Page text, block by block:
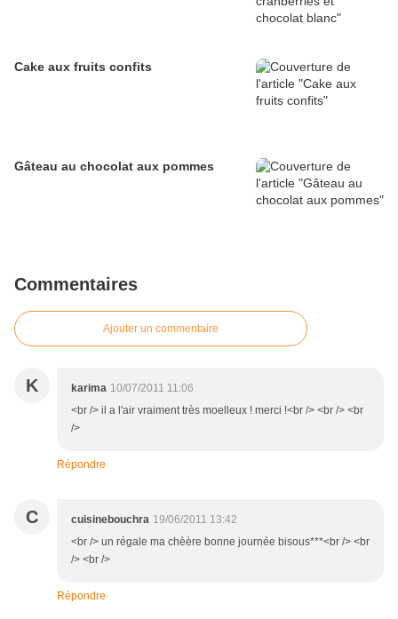
Cake aux fruits confits
Commentaires
Ajouter un commentaire
K karima 10/07/2011 11:06
<br /> il a l'air vraiment très moelleux ! merci !<br /> <br /> <br
/>
Répondre
C cuisinebouchra 19/06/2011 13:42
<br /> un régale ma chèère bonne journée bisous***<br /> <br
/> <br />
Répondre